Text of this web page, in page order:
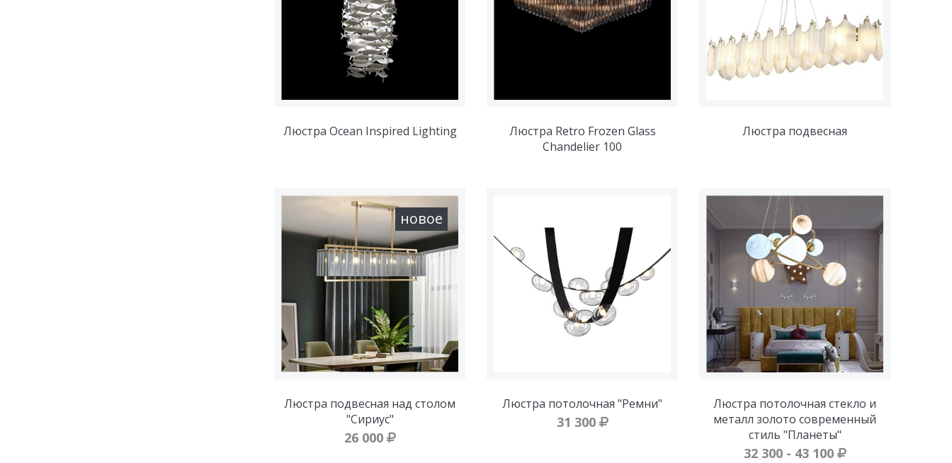
Люстра Ocean Inspired Lighting
Люстра Retro Frozen Glass
Chandelier 100
Люстра подвесная
новое
Люстра подвесная над столом
"Сириус"
26 000
Люстра потолочная "Ремни"
31 300
Люстра потолочная стекло и
металл золото современный
стиль "Планеты"
32 300 - 43 100